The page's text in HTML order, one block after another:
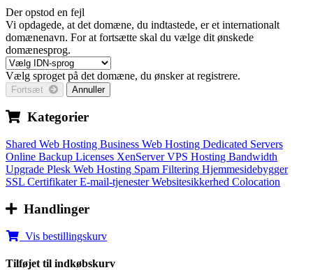
Der opstod en fejl
Vi opdagede, at det domæne, du indtastede, er et internationalt
domænenavn. For at fortsætte skal du vælge dit ønskede
domænesprog.
Vælg sproget på det domæne, du ønsker at registrere.
Annuller
Kategorier
Shared Web Hosting Business Web Hosting Dedicated Servers
Online Backup Licenses XenServer VPS Hosting Bandwidth
Upgrade Plesk Web Hosting Spam Filtering Hjemmesidebygger
SSL CertifikaterE-mail-tjenesterWebsitesikkerhed Colocation
Handlinger
Vis bestillingskurv
Tilføjet til indkøbskurv